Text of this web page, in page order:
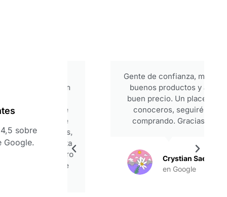
sobre
Google.
y con
eso se
Francis,
por esta
Gente de confianza, muy
buenos productos y a
buen precio. Un placer
conoceros, seguiré
comprando. Gracias
Crystian Saez
en Google